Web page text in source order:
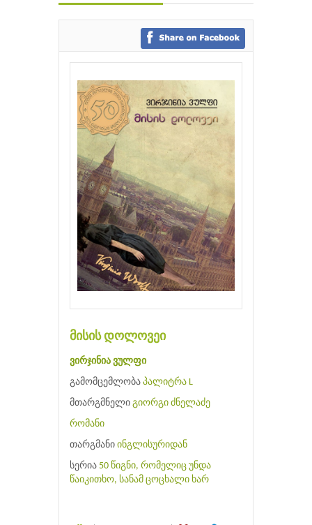
გამომცემლობები
მისის დოლოვეი
ვირჯინია ვულფი
გამომცემლობა პალიტრა L
მთარგმნელი გიორგი ძნელაძე
რომანი
თარგმანი ინგლისურიდან
სერია 50 წიგნი, რომელიც უნდა
წაიკითხო, სანამ ცოცხალი ხარ